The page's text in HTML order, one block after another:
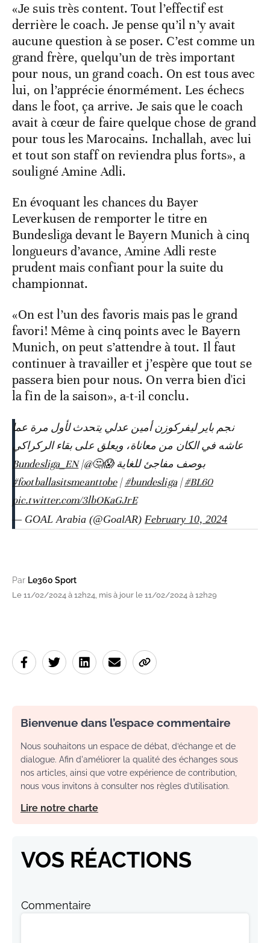
«Je suis très content. Tout l’effectif est
derrière le coach. Je pense qu’il n’y avait
aucune question à se poser. C’est comme un
grand frère, quelqu’un de très important
pour nous, un grand coach. On est tous avec
lui, on l’apprécie énormément. Les échecs
dans le foot, ça arrive. Je sais que le coach
avait à cœur de faire quelque chose de grand
pour tous les Marocains. Inchallah, avec lui
et tout son staff on reviendra plus forts», a
souligné Amine Adli.
En évoquant les chances du Bayer
Leverkusen de remporter le titre en
Bundesliga devant le Bayern Munich à cinq
longueurs d’avance, Amine Adli reste
prudent mais confiant pour la suite du
championnat.
«On est l’un des favoris mais pas le grand
favori! Même à cinq points avec le Bayern
Munich, on peut s’attendre à tout. Il faut
continuer à travailler et j’espère que tout se
passera bien pour nous. On verra bien d'ici
la fin de la saison», a-t-il conclu.
نجم باير ليفركوزن أمين عدلي يتحدث لأول مرة عما
عاشه في الكان من معاناة، ويعلق على بقاء الركراكي
بوصف مفاجئ للغاية 😱🤔@Bundesliga_EN
|
#footballasitsmeanttobe|#bundesliga|#BL60
pic.twitter.com/3lbOKaGJrE
— GOAL Arabia (@GoalAR) February 10, 2024
Par Le360 Sport
Le 11/02/2024 à 12h24, mis à jour le 11/02/2024 à 12h29
Bienvenue dans l’espace commentaire
Nous souhaitons un espace de débat, d’échange et de
dialogue. Afin d'améliorer la qualité des échanges sous
nos articles, ainsi que votre expérience de contribution,
nous vous invitons à consulter nos règles d’utilisation.
Lire notre charte
VOS RÉACTIONS
Commentaire